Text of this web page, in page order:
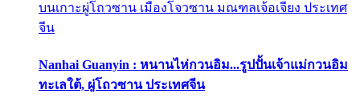
บนเกาะผู่โถวซาน เมืองโจวซาน มณฑลเจ้อเจียง ประเทศ
จีน
Nanhai Guanyin : หนานไห่กวนอิม...รูปปั้นเจ้าแม่กวนอิม
ทะเลใต้, ผู่โถวซาน ประเทศจีน